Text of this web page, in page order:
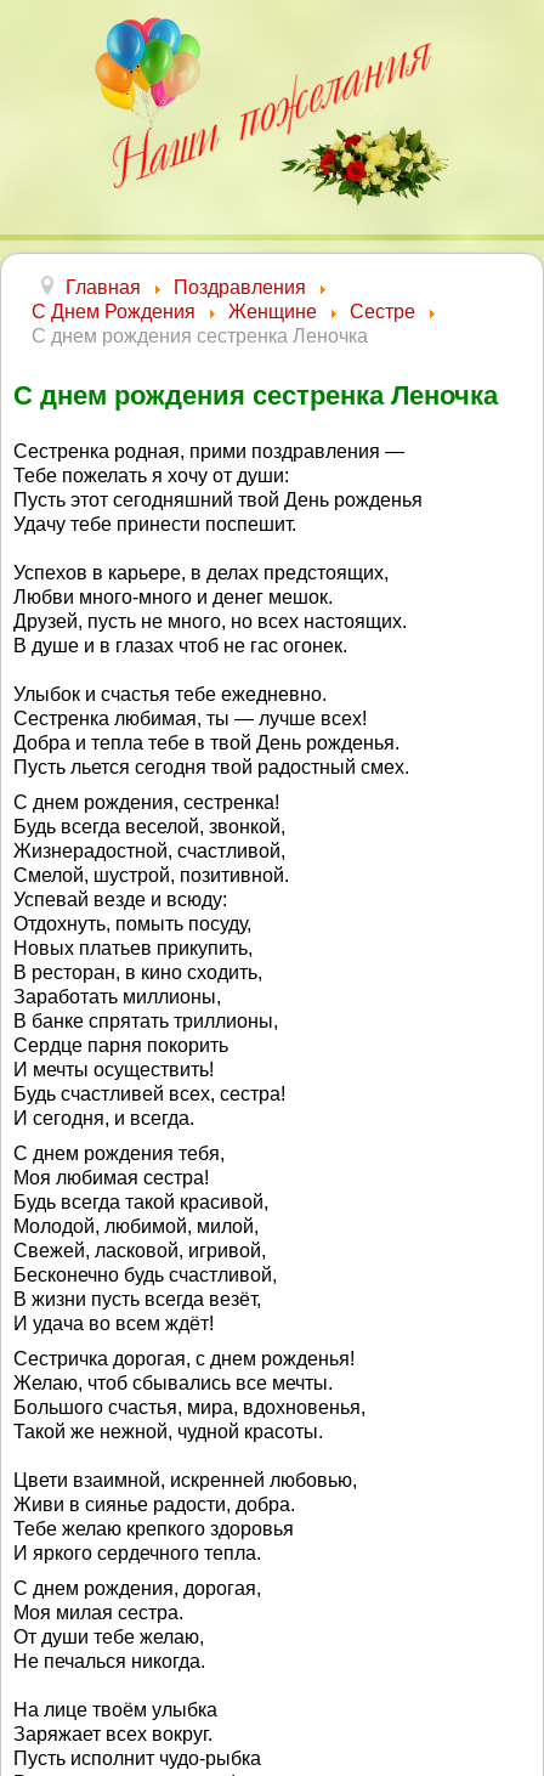
Главная
Поздравления
С Днем Рождения
Женщине
Сестре
С днем рождения сестренка Леночка
С днем рождения сестренка Леночка
Сестренка родная, прими поздравления —
Тебе пожелать я хочу от души:
Пусть этот сегодняшний твой День рожденья
Удачу тебе принести поспешит.
Успехов в карьере, в делах предстоящих,
Любви много-много и денег мешок.
Друзей, пусть не много, но всех настоящих.
В душе и в глазах чтоб не гас огонек.
Улыбок и счастья тебе ежедневно.
Сестренка любимая, ты — лучше всех!
Добра и тепла тебе в твой День рожденья.
Пусть льется сегодня твой радостный смех.
С днем рождения, сестренка!
Будь всегда веселой, звонкой,
Жизнерадостной, счастливой,
Смелой, шустрой, позитивной.
Успевай везде и всюду:
Отдохнуть, помыть посуду,
Новых платьев прикупить,
В ресторан, в кино сходить,
Заработать миллионы,
В банке спрятать триллионы,
Сердце парня покорить
И мечты осуществить!
Будь счастливей всех, сестра!
И сегодня, и всегда.
С днем рождения тебя,
Моя любимая сестра!
Будь всегда такой красивой,
Молодой, любимой, милой,
Свежей, ласковой, игривой,
Бесконечно будь счастливой,
В жизни пусть всегда везёт,
И удача во всем ждёт!
Сестричка дорогая, с днем рожденья!
Желаю, чтоб сбывались все мечты.
Большого счастья, мира, вдохновенья,
Такой же нежной, чудной красоты.
Цвети взаимной, искренней любовью,
Живи в сиянье радости, добра.
Тебе желаю крепкого здоровья
И яркого сердечного тепла.
С днем рождения, дорогая,
Моя милая сестра.
От души тебе желаю,
Не печалься никогда.
На лице твоём улыбка
Заряжает всех вокруг.
Пусть исполнит чудо-рыбка